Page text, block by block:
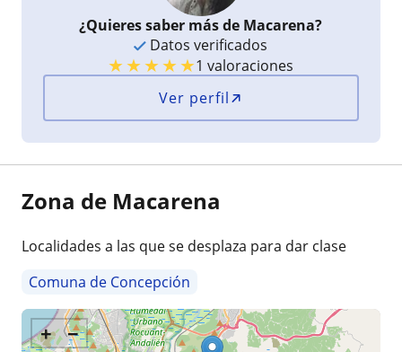
¿Quieres saber más de Macarena?
Datos verificados
★★★★★1 valoraciones
Ver perfil
Zona de Macarena
Localidades a las que se desplaza para dar clase
Comuna de Concepción
+ −